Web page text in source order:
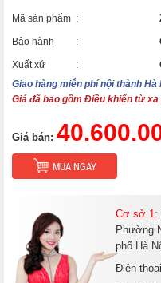
Mã sản phẩm :
Bảo hành :
Xuất xứ :
Giao hàng miễn phí nội thành Hà
Giá đã bao gồm Điều khiển từ
Giá bán:
MUA NGAY
Cơ sở 1:
Phường
phố Hà
Điện